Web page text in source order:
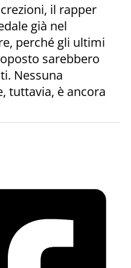
il rapper
già nel
perché gli ultimi
sarebbero
Nessuna
tuttavia, è ancora